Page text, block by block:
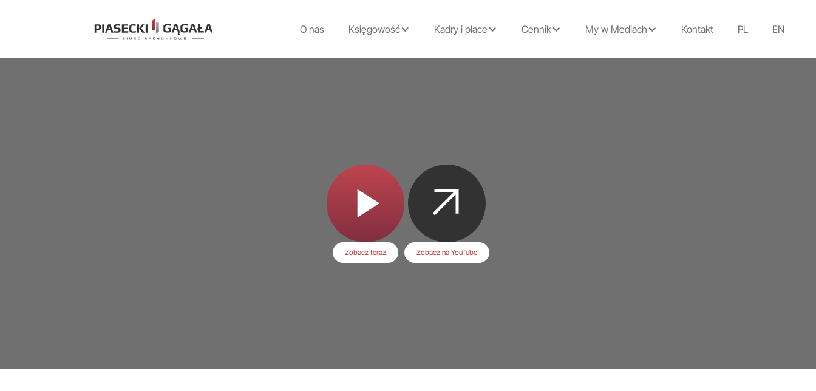
O nas Księgowość Kadry i płace Cennik My w Mediach Kontakt PL EN
Zobacz teraz Zobacz na YouTube